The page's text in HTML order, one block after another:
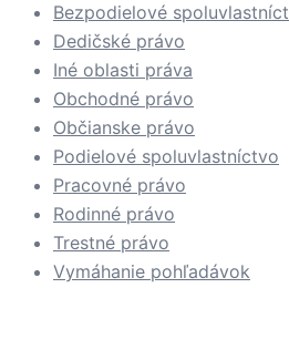
Bezpodielové
Dedičské právo
Iné oblasti práva
Obchodné právo
Občianske právo
Podielové spoluvlastníctvo
Pracovné právo
Rodinné právo
Trestné právo
Vymáhanie pohľadávok